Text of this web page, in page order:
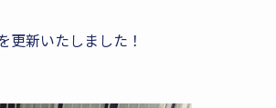
新いたしました！